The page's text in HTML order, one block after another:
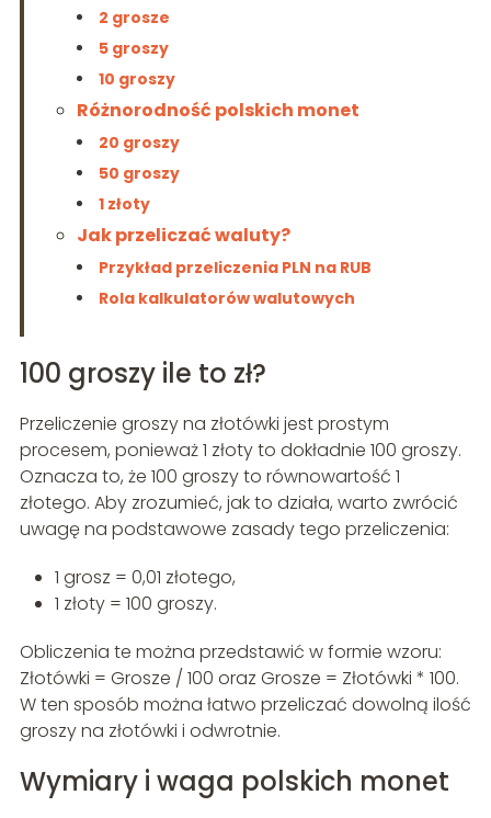
2 grosze
5 groszy
10 groszy
Różnorodność polskich monet
20 groszy
50 groszy
1 złoty
Jak przeliczać waluty?
Przykład przeliczenia PLN na RUB
Rola kalkulatorów walutowych
100 groszy ile to zł?
Przeliczenie groszy na złotówki jest prostym
procesem, ponieważ 1 złoty to dokładnie 100 groszy.
Oznacza to, że 100 groszy to równowartość 1
złotego. Aby zrozumieć, jak to działa, warto zwrócić
uwagę na podstawowe zasady tego przeliczenia:
1 grosz = 0,01 złotego,
1 złoty = 100 groszy.
Obliczenia te można przedstawić w formie wzoru:
Złotówki = Grosze / 100 oraz Grosze = Złotówki * 100.
W ten sposób można łatwo przeliczać dowolną ilość
groszy na złotówki i odwrotnie.
Wymiary i waga polskich monet